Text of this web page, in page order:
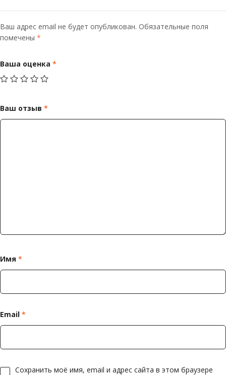
Ваш адрес email не будет опубликован. Обязательные поля
помечены *
Ваша оценка *
Ваш отзыв *
Имя *
Email *
Сохранить моё имя, email и адрес сайта в этом браузере